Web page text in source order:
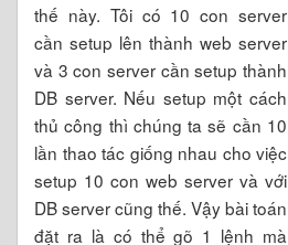
thế này. Tôi có 10 con server
cần setup lên thành web server
và 3 con server cần setup thành
DB server. Nếu setup một cách
thủ công thì chúng ta sẽ cần 10
lần thao tác giống nhau cho việc
setup 10 con web server và với
DB server cũng thế. Vậy bài toán
đặt ra là có thể gõ 1 lệnh mà